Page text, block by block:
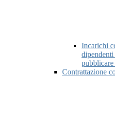
Incarichi
Contrattazione